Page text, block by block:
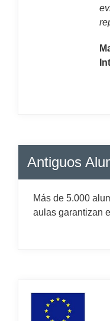
Antiguos
Más de 5.000
aulas garantizan